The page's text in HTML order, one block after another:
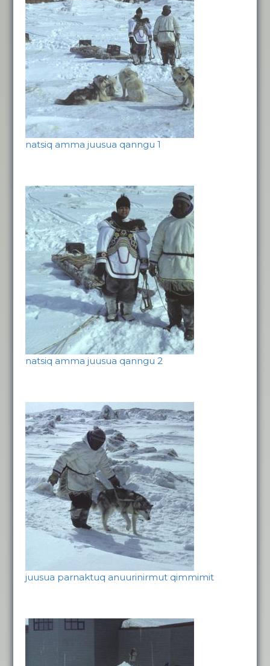
natsiq amma juusua qanngu 1
natsiq amma juusua qanngu 2
juusua parnaktuq anuurinirmut qimmimit